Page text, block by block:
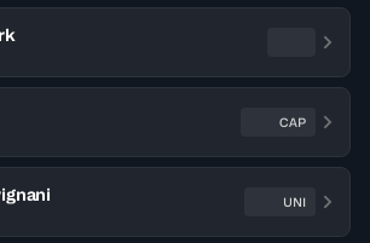
CAP
UNI